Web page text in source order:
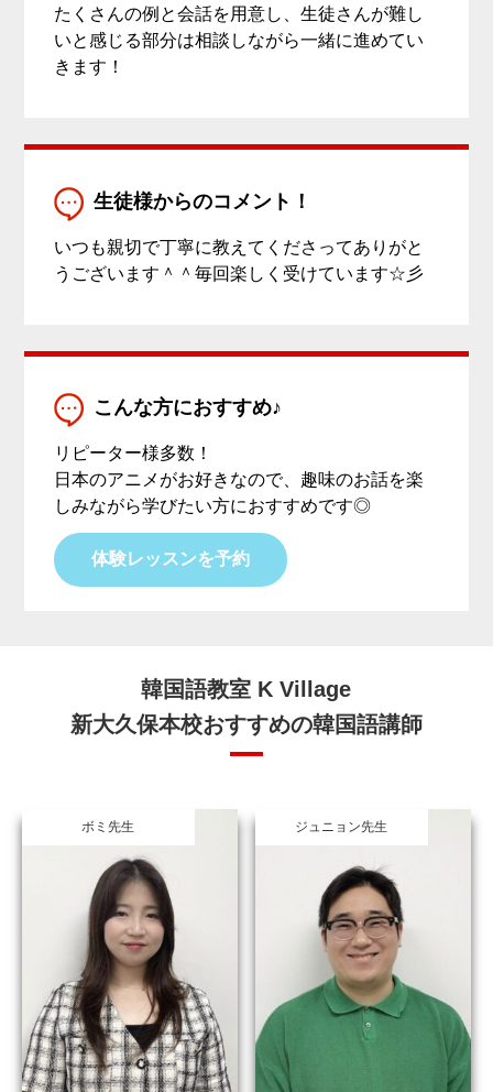
たくさんの例と会話を用意し、生徒さんが難し
いと感じる部分は相談しながら一緒に進めてい
きます！
生徒様からのコメント！
いつも親切で丁寧に教えてくださってありがと
うございます＾＾毎回楽しく受けています☆彡
こんな方におすすめ♪
リピーター様多数！
日本のアニメがお好きなので、趣味のお話を楽
しみながら学びたい方におすすめです◎
体験レッスンを予約
韓国語教室 K Village
新大久保本校おすすめの韓国語講師
ボミ先生 ジュニョン先生